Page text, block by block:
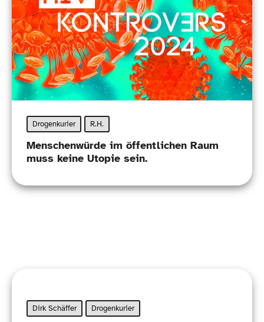
Drogenkurier R.H.
Menschenwürde im öffentlichen Raum
muss keine Utopie sein.
Dirk Schäffer Drogenkurier